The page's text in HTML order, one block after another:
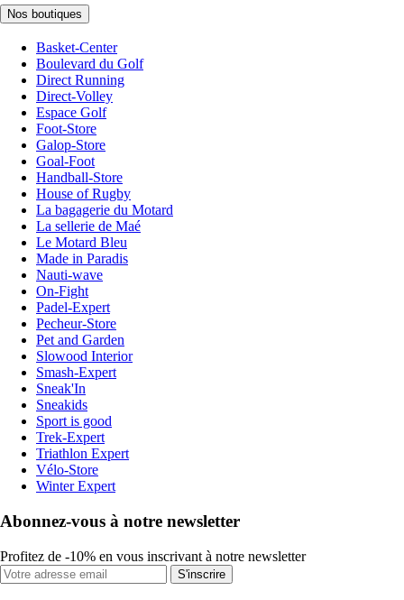
Nos boutiques
Basket-Center
Boulevard du Golf
Direct Running
Direct-Volley
Espace Golf
Foot-Store
Galop-Store
Goal-Foot
Handball-Store
House of Rugby
La bagagerie du Motard
La sellerie de Maé
Le Motard Bleu
Made in Paradis
Nauti-wave
On-Fight
Padel-Expert
Pecheur-Store
Pet and Garden
Slowood Interior
Smash-Expert
Sneak'In
Sneakids
Sport is good
Trek-Expert
Triathlon Expert
Vélo-Store
Winter Expert
Abonnez-vous à notre newsletter
Profitez de -10% en vous inscrivant à notre newsletter
S'inscrire